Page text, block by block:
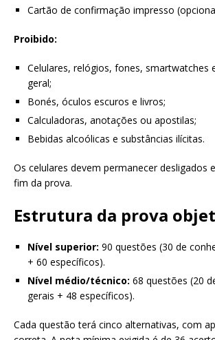
Cartão de confirmação impresso
Proibido:
Celulares, relógios, fones, smartwatches
geral;
Bonés, óculos escuros e livros;
Calculadoras, anotações ou apostilas;
Bebidas alcoólicas e substâncias ilícitas.
Os celulares devem permanecer desligados
fim da prova.
Estrutura da prova
Nível superior: 90 questões (30 de
+ 60 específicos).
Nível médio/técnico: 68 questões (20
gerais + 48 específicos).
Cada questão terá cinco alternativas, com